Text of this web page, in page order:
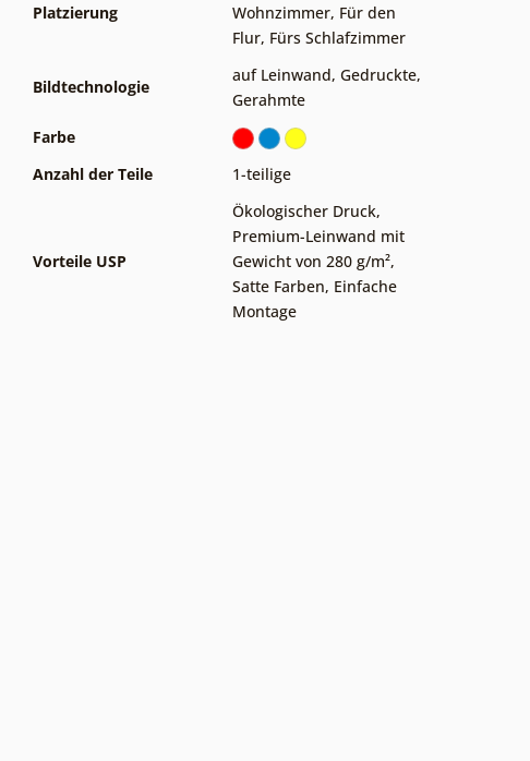
Platzierung
Wohnzimmer, Für den
Flur, Fürs Schlafzimmer
Bildtechnologie
auf Leinwand, Gedruckte,
Gerahmte
Farbe
Anzahl der Teile
1-teilige
Vorteile USP
Ökologischer Druck,
Premium-Leinwand mit
Gewicht von 280 g/m²,
Satte Farben, Einfache
Montage